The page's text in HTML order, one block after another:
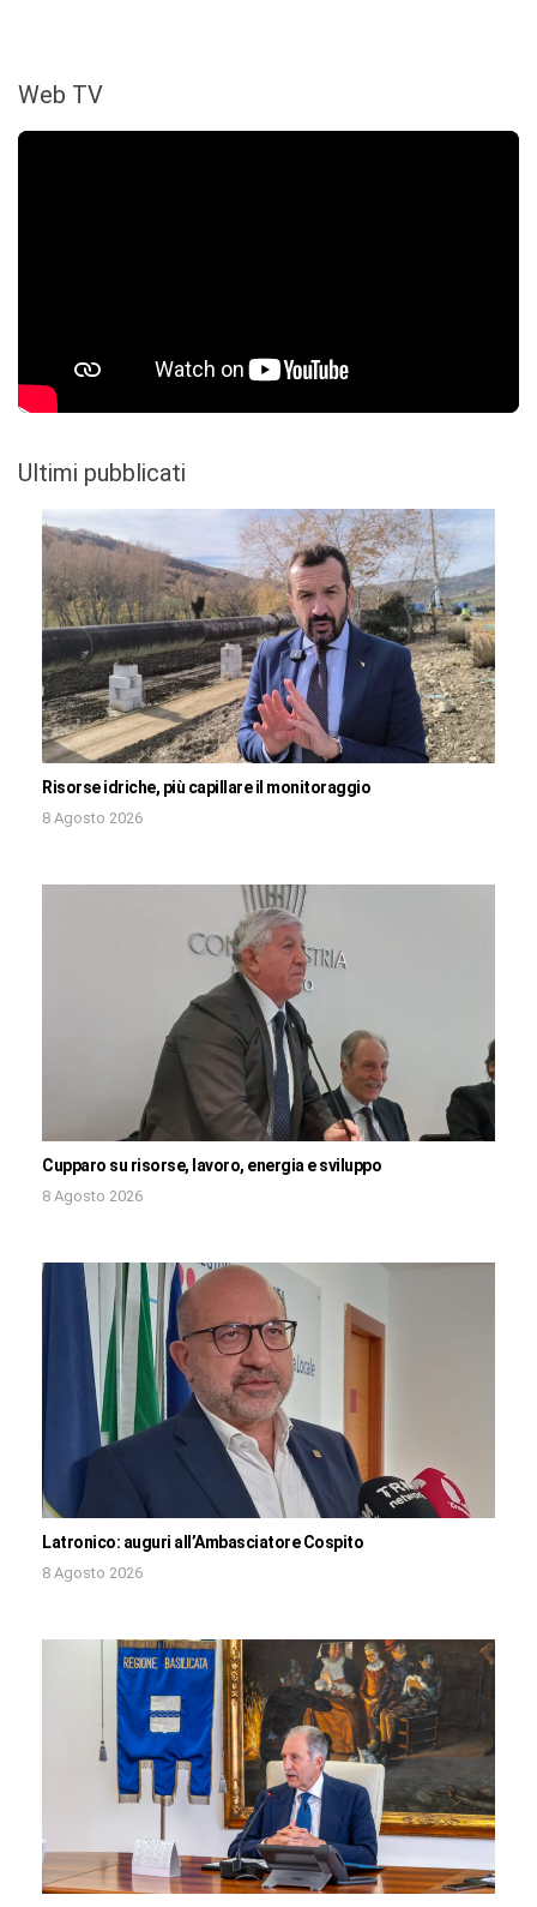
Web TV
Ultimi pubblicati
Risorse idriche, più capillare il monitoraggio
8 Agosto 2026
Cupparo su risorse, lavoro, energia e sviluppo
8 Agosto 2026
Latronico: auguri all’Ambasciatore Cospito
8 Agosto 2026